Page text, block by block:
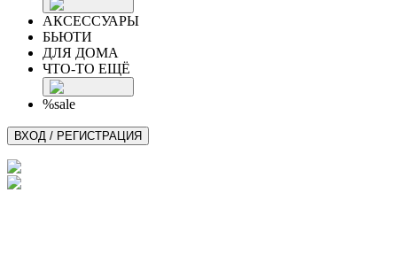
АКСЕССУАРЫ
БЬЮТИ
ДЛЯ ДОМА
ЧТО-ТО ЕЩЁ
%sale
ВХОД / РЕГИСТРАЦИЯ